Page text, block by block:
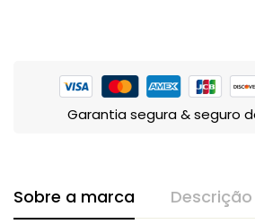
Garantia segura & seguro
Sobre a marca